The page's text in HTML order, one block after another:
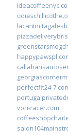
perfectfit24-
von-racer.com